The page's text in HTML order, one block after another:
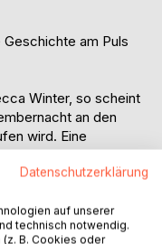
am Puls
Winter, so scheint
an den
wird. Eine
Freund der
Reflexe. Bei
Meinung. Er muss
ihr Kollege Tom
Datenschutzerklärung
auf unserer
technisch notwendig.
B. Cookies oder